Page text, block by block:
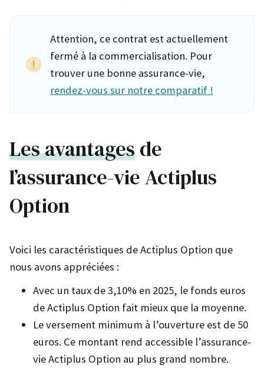
Attention, ce contrat est actuellement
fermé à la commercialisation. Pour
trouver une bonne assurance-vie,
rendez-vous sur notre comparatif !
Les avantagesde
l’assurance-vie Actiplus
Option
Voici les caractéristiques de Actiplus Option que
nous avons appréciées :
Avec un taux de 3,10% en 2025, le fonds euros
de Actiplus Option fait mieux que la moyenne.
Le versement minimum à l’ouverture est de 50
euros. Ce montant rend accessible l’assurance-
vie Actiplus Option au plus grand nombre.